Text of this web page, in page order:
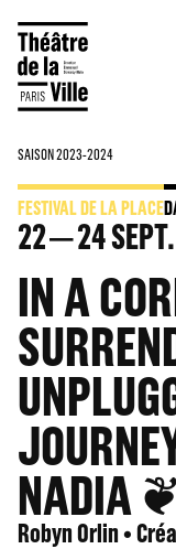
SAISON 2023-2024
FESTIVAL DE LA PLACE
22 24
IN A
NADIA
Robyn Orlin •